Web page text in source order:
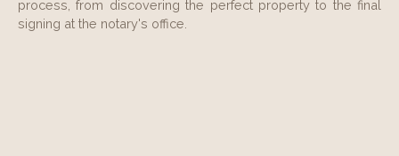
process, from discovering the perfect property to the final
signing at the notary's office.